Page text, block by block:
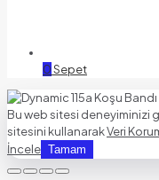
0Sepet
Bu web sitesi deneyiminizi
sitesini kullanarakVeri
İncele Tamam